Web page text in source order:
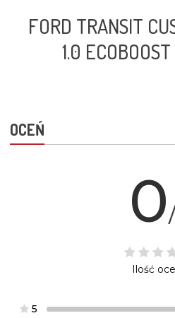
FORD TRANSIT
1.0
OCEŃ
0
Ilość
5